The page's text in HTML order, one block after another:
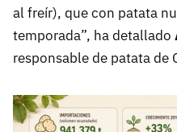
al freír), que con patata
temporada”, ha detallado
responsable de patata de